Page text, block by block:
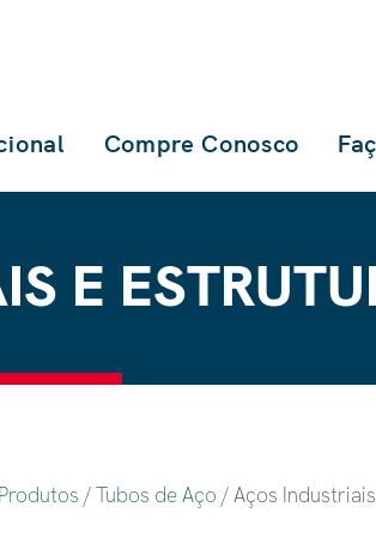
Compre Conosco
E
Produtos /Tubos de Aço / Aços